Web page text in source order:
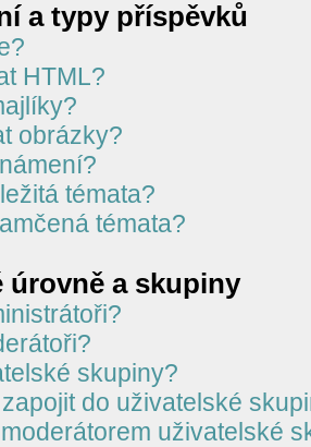
a typy příspěvků
HTML?
obrázky?
témata?
témata?
úrovně a skupiny
skupiny?
do uživatelské
uživatelské